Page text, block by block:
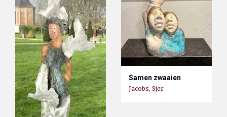
Samen zwaaien
Jacobs, Sjer